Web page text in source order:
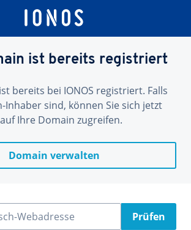
ist bereits registriert
bereits bei IONOS registriert. Falls
Inhaber sind, können Sie sich jetzt
Ihre Domain zugreifen.
Domain verwalten
Webadresse Prüfen